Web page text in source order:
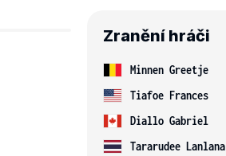
Zranění hráči
Minnen Greetje
Tiafoe Frances
Diallo Gabriel
Tararudee Lanlana